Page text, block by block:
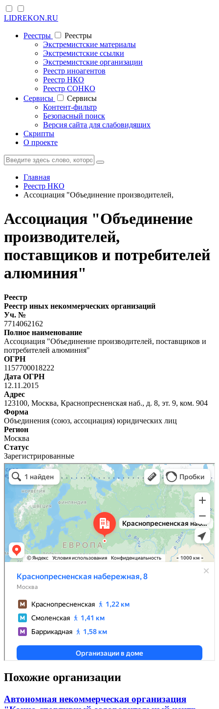
LIDREKON.RU
Реестры
Реестры
Экстремистские материалы
Экстремистские ссылки
Экстремистские организации
Реестр иноагентов
Реестр НКО
Реестр СОНКО
Cервисы
Cервисы
Контент-фильтр
Безопасный поиск
Версия сайта для слабовидящих
Скрипты
О проекте
Главная
Реестр НКО
Ассоциация "Объединение производителей,
Ассоциация "Объединение
производителей,
поставщиков и потребителей
алюминия"
Реестр
Реестр иных некоммерческих организаций
Уч. №
7714062162
Полное наименование
Ассоциация "Объединение производителей, поставщиков и
потребителей алюминия"
ОГРН
1157700018222
Дата ОГРН
12.11.2015
Адрес
123100, Москва, Краснопресненская наб., д. 8, эт. 9, ком. 904
Форма
Объединения (союз, ассоциация) юридических лиц
Регион
Москва
Статус
Зарегистрированные
Похожие организации
Автономная некоммерческая организация